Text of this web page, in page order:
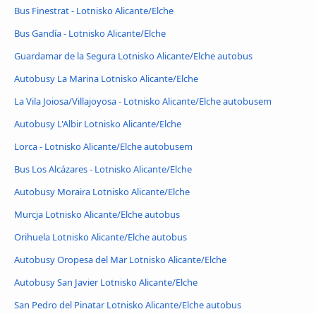
Bus Finestrat - Lotnisko Alicante/Elche
Bus Gandía - Lotnisko Alicante/Elche
Guardamar de la Segura Lotnisko Alicante/Elche autobus
Autobusy La Marina Lotnisko Alicante/Elche
La Vila Joiosa/Villajoyosa - Lotnisko Alicante/Elche autobusem
Autobusy L'Albir Lotnisko Alicante/Elche
Lorca - Lotnisko Alicante/Elche autobusem
Bus Los Alcázares - Lotnisko Alicante/Elche
Autobusy Moraira Lotnisko Alicante/Elche
Murcja Lotnisko Alicante/Elche autobus
Orihuela Lotnisko Alicante/Elche autobus
Autobusy Oropesa del Mar Lotnisko Alicante/Elche
Autobusy San Javier Lotnisko Alicante/Elche
San Pedro del Pinatar Lotnisko Alicante/Elche autobus